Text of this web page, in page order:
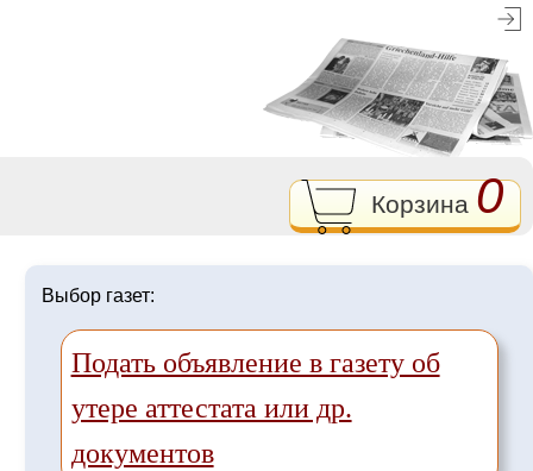
Корзина 0
Выбор газет:
Подать объявление в газету об
утере аттестата или др.
документов